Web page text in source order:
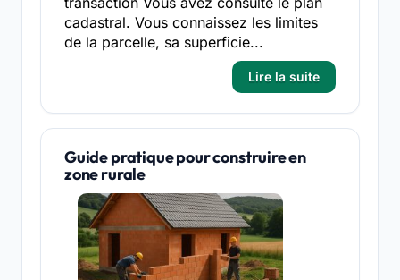
cadastral. Vous connaissez les limites
de la parcelle, sa superficie...
Lire la suite
Guide pratique pour construire en
zone rurale